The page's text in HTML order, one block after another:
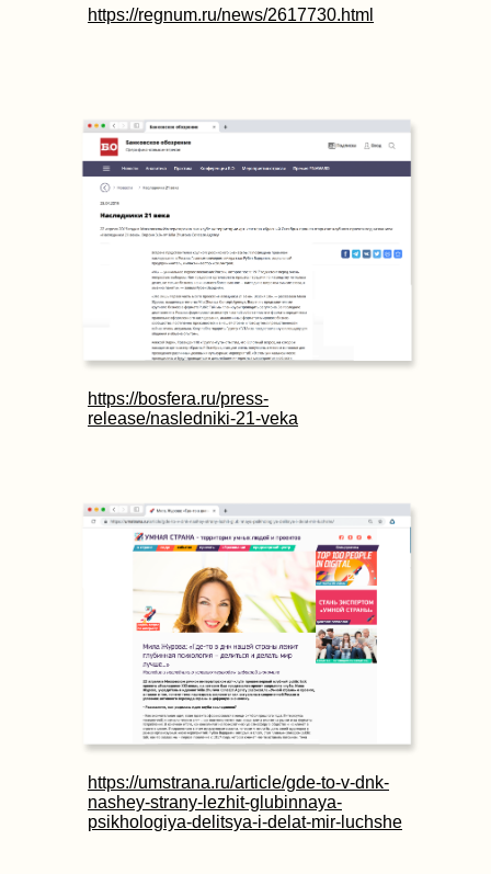
https://regnum.ru/news/2617730.html
https://bosfera.ru/press-
release/nasledniki-21-veka
https://umstrana.ru/article/gde-to-v-dnk-
nashey-strany-lezhit-glubinnaya-
psikhologiya-delitsya-i-delat-mir-luchshe